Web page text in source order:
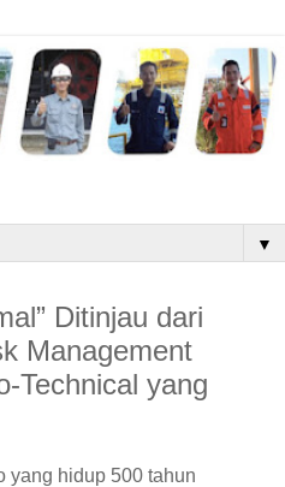
▼
Ditinjau dari
Management
Technical yang
yang hidup 500 tahun